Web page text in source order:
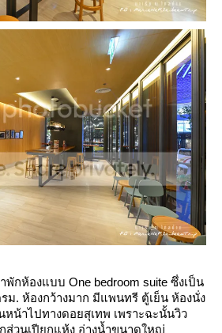
กห้องแบบ One bedroom suite ซึ่งเป็น
ม. ห้องกว้างมาก มีแพนทรี ตู้เย็น ห้องนั่ง
หน้าไปทางดอยสุเทพ เพราะฉะนั้นวิว
ส่วนเปียกแห้ง อ่างน้ำขนาดใหญ่